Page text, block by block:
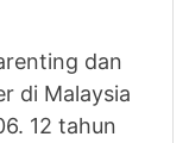
dan
di Malaysia
12 tahun